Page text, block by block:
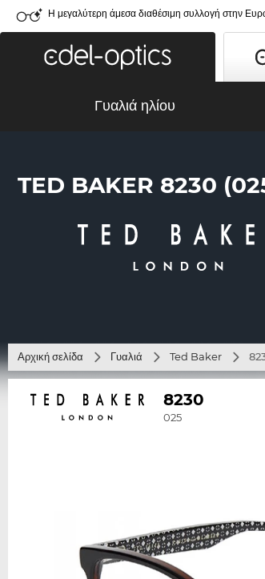
Η μεγαλύτερη άμεσα διαθέσιμη συλλογή στην
Γυαλιά ηλίου
TED BAKER 8230
Αρχική σελίδα Γυαλιά Ted Baker
8230
025